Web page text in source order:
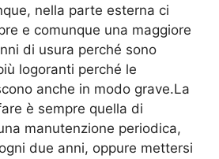
nella parte esterna ci
e comunque una maggiore
di usura perché sono
logoranti perché le
anche in modo grave.La
è sempre quella di
manutenzione periodica,
due anni, oppure mettersi